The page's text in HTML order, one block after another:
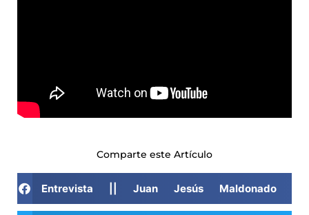
Comparte este Artículo
Entrevista || Juan Jesús Maldonado